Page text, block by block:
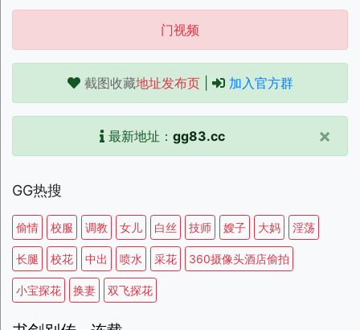
门视频
截图收藏地址发布页| 加入官方群
最新地址： gg83.cc ×
GG热搜
偷情 校服 调教 女儿 白丝 技师 嫂子 大妈 淫荡
长腿 校花 中出 喷水 采花 360摄像头酒店偷拍
小宝探花 换妻 双飞探花